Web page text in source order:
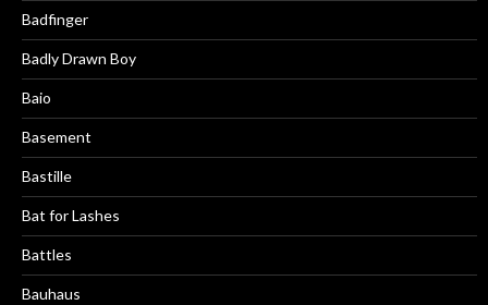
Badfinger
Badly Drawn Boy
Baio
Basement
Bastille
Bat for Lashes
Battles
Bauhaus